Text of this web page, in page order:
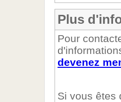
Plus
Pour
devenez
Si vous êtes